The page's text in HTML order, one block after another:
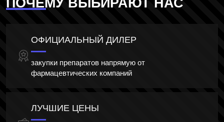
ОФИЦИАЛЬНЫЙ ДИЛЕР
закупки препаратов напрямую от
фармацевтических компаний
ЛУЧШИЕ ЦЕНЫ